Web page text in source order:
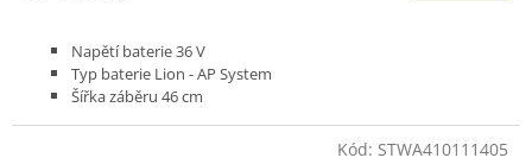
Napětí baterie 36 V
Typ baterie Lion - AP System
Šířka záběru 46 cm
Kód: STWA410111405